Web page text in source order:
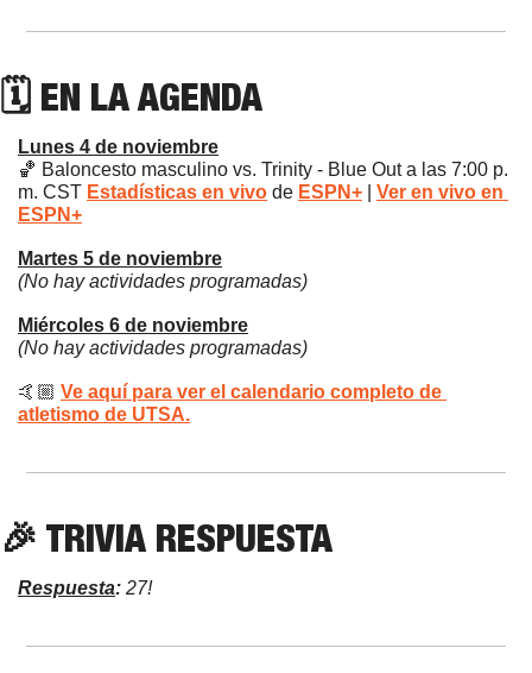
🗓 EN LA AGENDA
Lunes 4 de noviembre
🏀 Baloncesto masculino vs. Trinity - Blue Out a las 7:00 p.
m. CST Estadísticas en vivo de ESPN+
Ver en vivo en
ESPN+
Martes 5 de noviembre
(No hay actividades programadas)
Miércoles 6 de noviembre
(No hay actividades programadas)
🤙🏼 Ve aquí para ver el calendario completo de
atletismo de UTSA.
🎉 TRIVIA RESPUESTA
Respuesta: 27!